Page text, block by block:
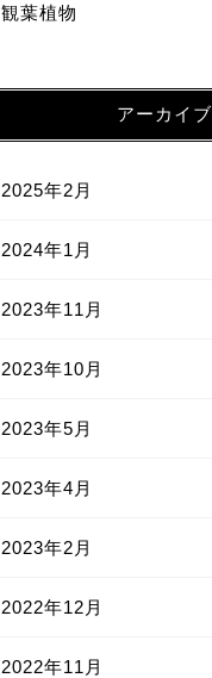
観葉植物
アーカイブ
2025年2月
2024年1月
2023年11月
2023年10月
2023年5月
2023年4月
2023年2月
2022年12月
2022年11月